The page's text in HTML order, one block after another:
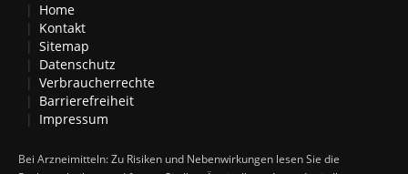
Home
Kontakt
Sitemap
Datenschutz
Verbraucherrechte
Barrierefreiheit
Impressum
Bei Arzneimitteln: Zu Risiken und Nebenwirkungen lesen Sie die